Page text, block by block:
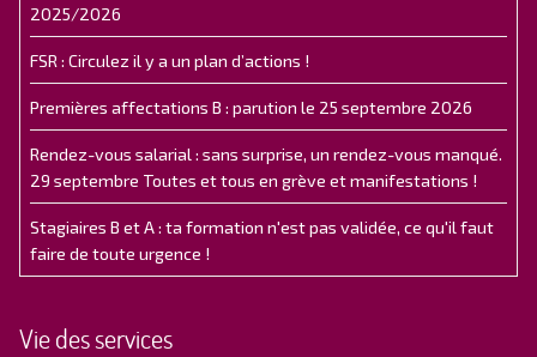
2025/2026
FSR : Circulez il y a un plan d’actions !
Premières affectations B : parution le 25 septembre 2026
Rendez-vous salarial : sans surprise, un rendez-vous manqué.
29 septembre Toutes et tous en grève et manifestations !
Stagiaires B et A : ta formation n'est pas validée, ce qu'il faut
faire de toute urgence !
Vie des services